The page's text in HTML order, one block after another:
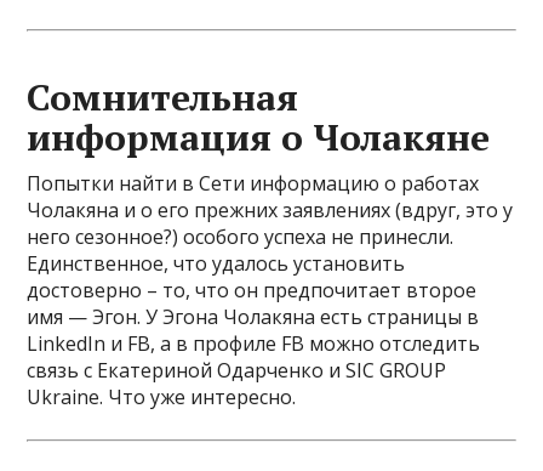
Сомнительная
информация о Чолакяне
Попытки найти в Сети информацию о работах
Чолакяна и о его прежних заявлениях (вдруг, это у
него сезонное?) особого успеха не принесли.
Единственное, что удалось установить
достоверно – то, что он предпочитает второе
имя — Эгон. У Эгона Чолакяна есть страницы в
LinkedIn и FB, а в профиле FB можно отследить
связь с Екатериной Одарченко и SIC GROUP
Ukraine. Что уже интересно.